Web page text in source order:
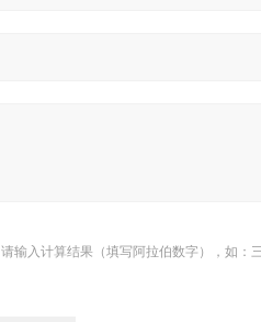
请输入计算结果（填写阿拉伯数字），如：